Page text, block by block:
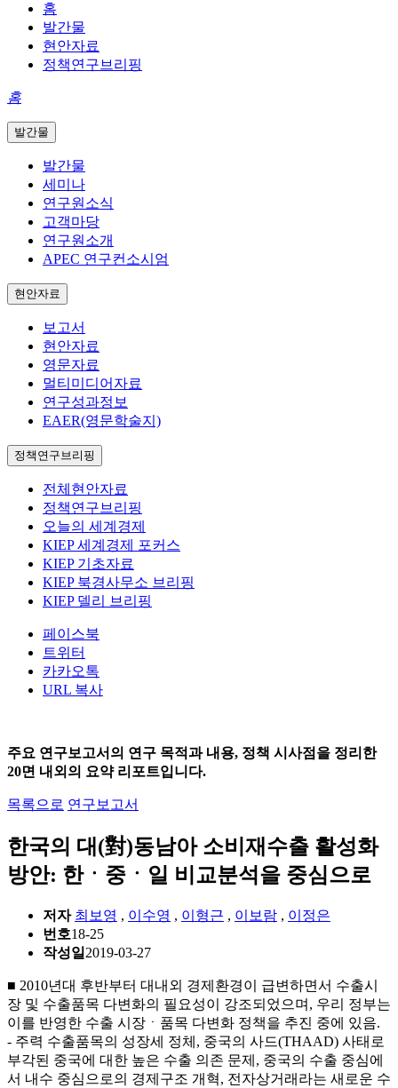
홈
발간물
현안자료
정책연구브리핑
홈
발간물
발간물
세미나
연구원소식
고객마당
연구원소개
APEC 연구컨소시엄
현안자료
보고서
현안자료
영문자료
멀티미디어자료
연구성과정보
EAER(영문학술지)
정책연구브리핑
전체현안자료
정책연구브리핑
오늘의 세계경제
KIEP 세계경제 포커스
KIEP 기초자료
KIEP 북경사무소 브리핑
KIEP 델리 브리핑
페이스북
트위터
카카오톡
URL 복사
주요 연구보고서의 연구 목적과 내용, 정책 시사점을 정리한
20면 내외의 요약 리포트입니다.
목록으로 연구보고서
한국의 대(對)동남아 소비재수출 활성화
방안: 한ㆍ중ㆍ일 비교분석을 중심으로
저자 최보영 , 이수영 , 이형근 , 이보람 , 이정은
번호18-25
작성일 2019-03-27
■ 2010년대 후반부터 대내외 경제환경이 급변하면서 수출시
장 및 수출품목 다변화의 필요성이 강조되었으며, 우리 정부는
이를 반영한 수출 시장ㆍ품목 다변화 정책을 추진 중에 있음.
- 주력 수출품목의 성장세 정체, 중국의 사드(THAAD) 사태로
부각된 중국에 대한 높은 수출 의존 문제, 중국의 수출 중심에
서 내수 중심으로의 경제구조 개혁, 전자상거래라는 새로운 수